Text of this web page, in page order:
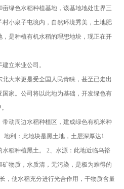
绿色水稻种植基地，该基地地处世界三
小泉子屯境内，自然环境秀美，土地肥
是种植有机水稻的理想地块，现正在开
立米业公司。
大米更是受全国人民青睐，甚至已走出
家。公司将以此地为基础，开发绿色有
动周边水稻种植区，建成绿色有机米种
地利：此地块是黑土地，土层深厚达1
稻种植黑土。 2、水源：此地近临乌裕
物质，水质清，无污染，是极为难得的
，使水稻充分进行光合作用，干物质含量